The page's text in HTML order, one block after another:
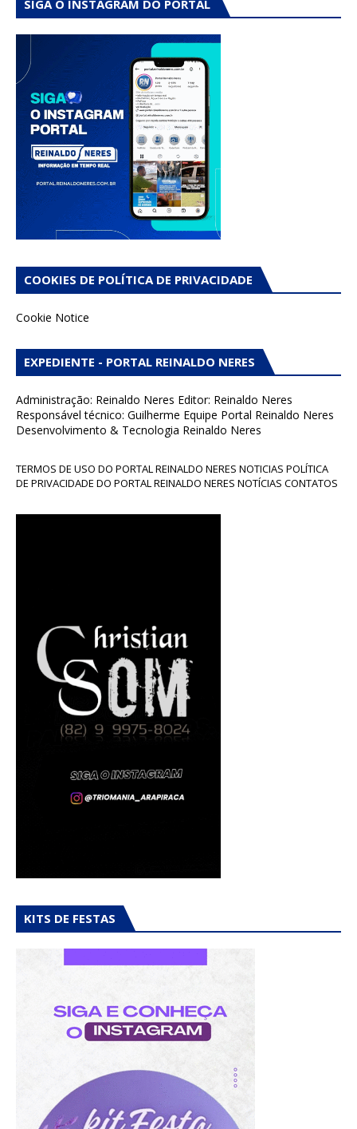
SIGA O INSTAGRAM DO PORTAL
COOKIES DE POLÍTICA DE PRIVACIDADE
Cookie Notice
EXPEDIENTE - PORTAL REINALDO NERES
Administração: Reinaldo Neres Editor: Reinaldo Neres
Responsável técnico: Guilherme Equipe Portal Reinaldo Neres
Desenvolvimento & Tecnologia Reinaldo Neres
TERMOS DE USO DO PORTAL REINALDO NERES NOTICIAS POLÍTICA
DE PRIVACIDADE DO PORTAL REINALDO NERES NOTÍCIAS CONTATOS
KITS DE FESTAS